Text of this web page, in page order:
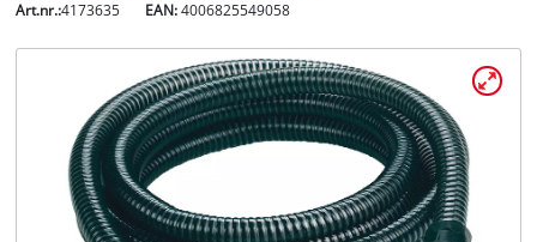
Norsk
NONorsk
Art.nr.:4173635 EAN:4006825549058